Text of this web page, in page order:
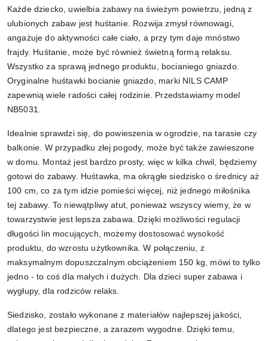
Każde dziecko, uwielbia zabawy na świeżym powietrzu, jedną z
ulubionych zabaw jest huśtanie. Rozwija zmysł równowagi,
angażuje do aktywności całe ciało, a przy tym daje mnóstwo
frajdy. Huśtanie, może być również świetną formą relaksu.
Wszystko za sprawą jednego produktu, bocianiego gniazdo.
Oryginalne huśtawki bocianie gniazdo, marki NILS CAMP
zapewnią wiele radości całej rodzinie. Przedstawiamy model
NB5031.
Idealnie sprawdzi się, do powieszenia w ogrodzie, na tarasie czy
balkonie. W przypadku złej pogody, może być także zawieszone
w domu. Montaż jest bardzo prosty, więc w kilka chwil, będziemy
gotowi do zabawy. Huśtawka, ma okrągłe siedzisko o średnicy aż
100 cm, co za tym idzie pomieści więcej, niż jednego miłośnika
tej zabawy. To niewątpliwy atut, ponieważ wszyscy wiemy, że w
towarzystwie jest lepsza zabawa. Dzięki możliwości regulacji
długości lin mocujących, możemy dostosować wysokość
produktu, do wzrostu użytkownika. W połączeniu, z
maksymalnym dopuszczalnym obciążeniem 150 kg, mówi to tylko
jedno - to coś dla małych i dużych. Dla dzieci super zabawa i
wygłupy, dla rodziców relaks.
Siedzisko, zostało wykonane z materiałów najlepszej jakości,
dlatego jest bezpieczne, a zarazem wygodne. Dzięki temu,